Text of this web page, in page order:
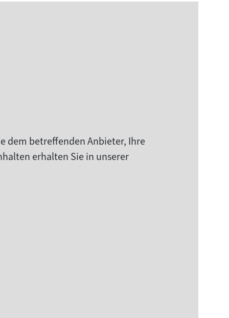
dem betreffenden Anbieter, Ihre
erhalten Sie in unserer